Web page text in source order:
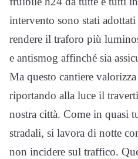
intervento sono stati
rendere il traforo più
e antismog affinché sia
Ma questo cantiere
riportando alla luce il
nostra città. Come in quasi
stradali, si lavora di notte
non incidere sul traffico.